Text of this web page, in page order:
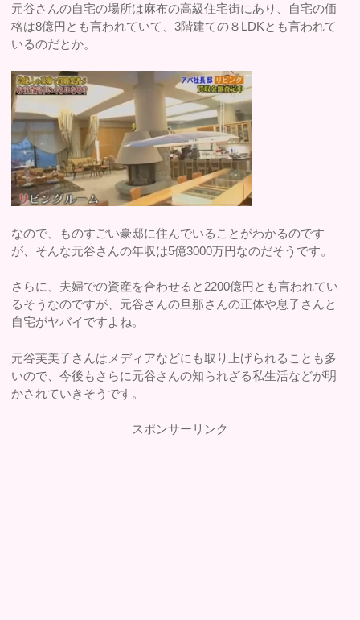
元谷さんの自宅の場所は麻布の高級住宅街にあり、自宅の価
格は8億円とも言われていて、3階建ての８LDKとも言われて
いるのだとか。
なので、ものすごい豪邸に住んでいることがわかるのです
が、そんな元谷さんの年収は5億3000万円なのだそうです。
さらに、夫婦での資産を合わせると2200億円とも言われてい
るそうなのですが、元谷さんの旦那さんの正体や息子さんと
自宅がヤバイですよね。
元谷芙美子さんはメディアなどにも取り上げられることも多
いので、今後もさらに元谷さんの知られざる私生活などが明
かされていきそうです。
スポンサーリンク